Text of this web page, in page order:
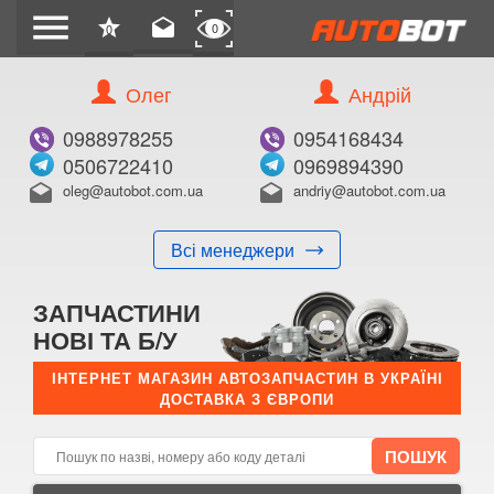
menu star
0 drafts 0
Олег
0988978255
0506722410
drafts oleg@autobot.com.ua
Всі менеджери
Андрій
0954168434
0969894390
drafts andriy@autobot.com.ua
ЗАПЧАСТИНИ
НОВІ ТА Б/У
ІНТЕРНЕТ МАГАЗИН АВТОЗАПЧАСТИН В УКРАЇНІ
ДОСТАВКА З ЄВРОПИ
КУПИТИ
Оригінальний номер:
Примітка:
E-mail:
Телефон: